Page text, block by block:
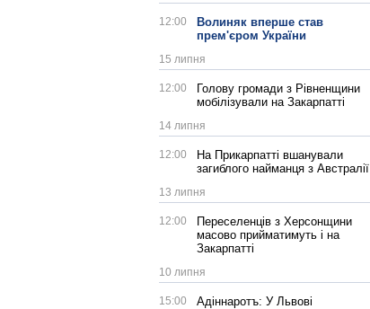
12:00
Волиняк вперше став
прем'єром України
15 липня
12:00
Голову громади з Рівненщини
мобілізували на Закарпатті
14 липня
12:00
На Прикарпатті вшанували
загиблого найманця з Австралії
13 липня
12:00
Переселенців з Херсонщини
масово прийматимуть і на
Закарпатті
10 липня
15:00
Адіннаротъ: У Львові